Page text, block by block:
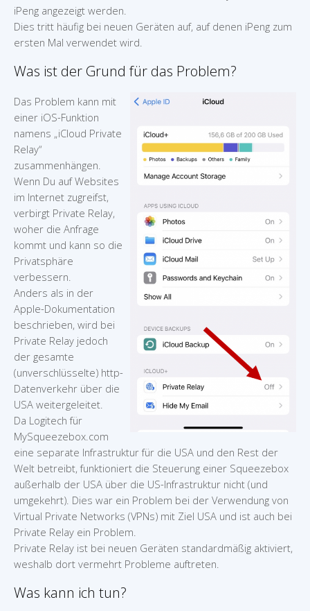
iPeng angezeigt werden.
Dies tritt häufig bei neuen Geräten auf, auf denen iPeng zum
ersten Mal verwendet wird.
Was ist der Grund für das Problem?
Das Problem kann mit
einer iOS-Funktion
namens „iCloud Private
Relay“
zusammenhängen.
Wenn Du auf Websites
im Internet zugreifst,
verbirgt Private Relay,
woher die Anfrage
kommt und kann so die
Privatsphäre
verbessern.
Anders als in der
Apple-Dokumentation
beschrieben, wird bei
Private Relay jedoch
der gesamte
(unverschlüsselte) http-
Datenverkehr über die
USA weitergeleitet.
Da Logitech für
MySqueezebox.com
eine separate Infrastruktur für die USA und den Rest der
Welt betreibt, funktioniert die Steuerung einer Squeezebox
außerhalb der USA über die US-Infrastruktur nicht (und
umgekehrt). Dies war ein Problem bei der Verwendung von
Virtual Private Networks (VPNs) mit Ziel USA und ist auch bei
Private Relay ein Problem.
Private Relay ist bei neuen Geräten standardmäßig aktiviert,
weshalb dort vermehrt Probleme auftreten.
Was kann ich tun?